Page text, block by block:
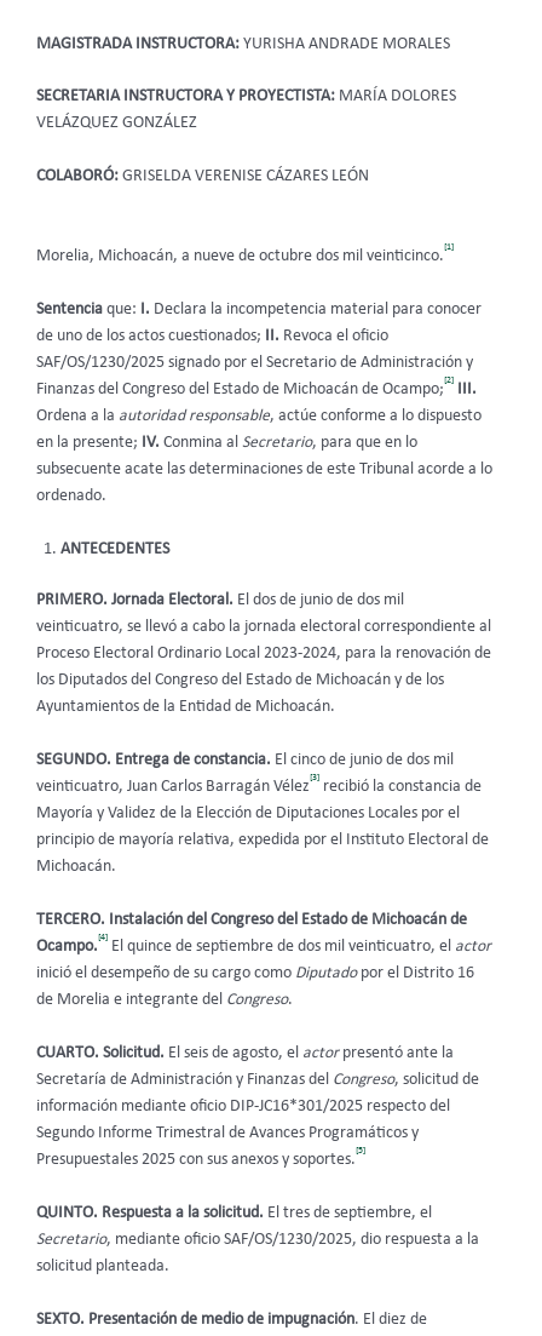
MAGISTRADA INSTRUCTORA: YURISHA ANDRADE MORALES
SECRETARIA INSTRUCTORA Y PROYECTISTA: MARÍA DOLORES
VELÁZQUEZ GONZÁLEZ
COLABORÓ: GRISELDA VERENISE CÁZARES LEÓN
Morelia, Michoacán, a nueve de octubre dos mil veinticinco.
[1]
Sentencia que: I. Declara la incompetencia material para conocer
de uno de los actos cuestionados;
II. Revoca el oficio
SAF/OS/1230/2025 signado por el Secretario de Administración y
Finanzas del Congreso del Estado de Michoacán de Ocampo;
[2]
III.
Ordena a la autoridad responsable, actúe conforme a lo dispuesto
en la presente;
IV. Conmina al Secretario, para que en lo
subsecuente acate las determinaciones de este Tribunal acorde a lo
ordenado.
ANTECEDENTES
PRIMERO. Jornada Electoral. El dos de junio de dos mil
veinticuatro, se llevó a cabo la jornada electoral correspondiente al
Proceso Electoral Ordinario Local 2023-2024, para la renovación de
los Diputados del Congreso del Estado de Michoacán y de los
Ayuntamientos de la Entidad de Michoacán.
SEGUNDO. Entrega de constancia. El cinco de junio de dos mil
veinticuatro, Juan Carlos Barragán Vélez
[3]
recibió la constancia de
Mayoría y Validez de la Elección de Diputaciones Locales por el
principio de mayoría relativa, expedida por el Instituto Electoral de
Michoacán.
TERCERO. Instalación del Congreso del Estado de Michoacán de
Ocampo.
[4]
El quince de septiembre de dos mil veinticuatro, el actor
inició el desempeño de su cargo como Diputadopor el Distrito 16
de Morelia e integrante del Congreso.
CUARTO. Solicitud. El seis de agosto, el actor presentó ante la
Secretaría de Administración y Finanzas del Congreso, solicitud de
información mediante oficio DIP-JC16*301/2025 respecto del
Segundo Informe Trimestral de Avances Programáticos y
Presupuestales 2025 con sus anexos y soportes.
[5]
QUINTO. Respuesta a la solicitud. El tres de septiembre, el
Secretario, mediante oficio SAF/OS/1230/2025, dio respuesta a la
solicitud planteada.
SEXTO. Presentación de medio de impugnación. El diez de